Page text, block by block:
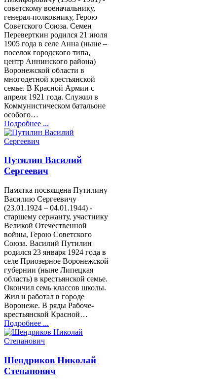
советскому военачальнику,
генерал-полковнику, Герою
Советского Союза. Семен
Переверткин родился 21 июля
1905 года в селе Анна (ныне –
поселок городского типа,
центр Аннинского района)
Воронежской области в
многодетной крестьянской
семье. В Красной Армии с
апреля 1921 года. Служил в
Коммунистическом батальоне
особого…
Подробнее ...
Путилин Василий
Сергеевич
Памятка посвящена Путилину
Василию Сергеевичу
(23.01.1924 – 04.01.1944) -
старшему сержанту, участнику
Великой Отечественной
войны, Герою Советского
Союза. Василий Путилин
родился 23 января 1924 года в
селе Приозерное Воронежской
губернии (ныне Липецкая
область) в крестьянской семье.
Окончил семь классов школы.
Жил и работал в городе
Воронеже. В ряды Рабоче-
крестьянской Красной…
Подробнее ...
Шендриков Николай
Степанович